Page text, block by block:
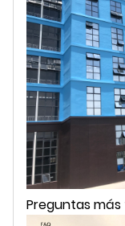
Preguntas